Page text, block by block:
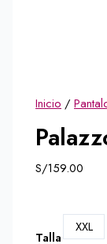
Inicio /
S/159.00
Talla
XXL